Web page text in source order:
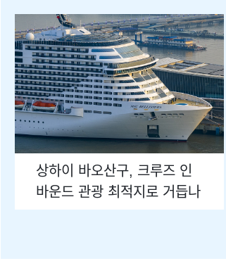
상하이 바오산구, 크루즈 인
바운드 관광 최적지로 거듭나